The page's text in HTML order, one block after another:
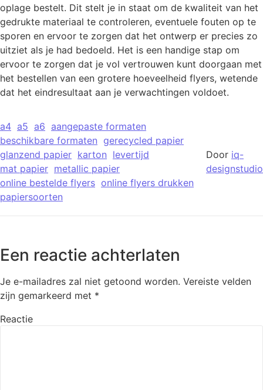
oplage bestelt. Dit stelt je in staat om de kwaliteit van het
gedrukte materiaal te controleren, eventuele fouten op te
sporen en ervoor te zorgen dat het ontwerp er precies zo
uitziet als je had bedoeld. Het is een handige stap om
ervoor te zorgen dat je vol vertrouwen kunt doorgaan met
het bestellen van een grotere hoeveelheid flyers, wetende
dat het eindresultaat aan je verwachtingen voldoet.
a4 a5 a6 aangepaste formaten
beschikbare formaten gerecycled papier
glanzend papier karton levertijd
mat papier metallic papier
online bestelde flyers online flyers drukken
papiersoorten
Door iq-
designstudio
Een reactie achterlaten
Je e-mailadres zal niet getoond worden. Vereiste velden
zijn gemarkeerd met *
Reactie